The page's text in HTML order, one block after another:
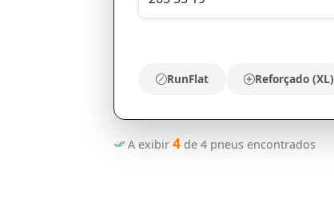
RunFlat Reforçado (XL)
A exibir 4de 4pneus encontrados